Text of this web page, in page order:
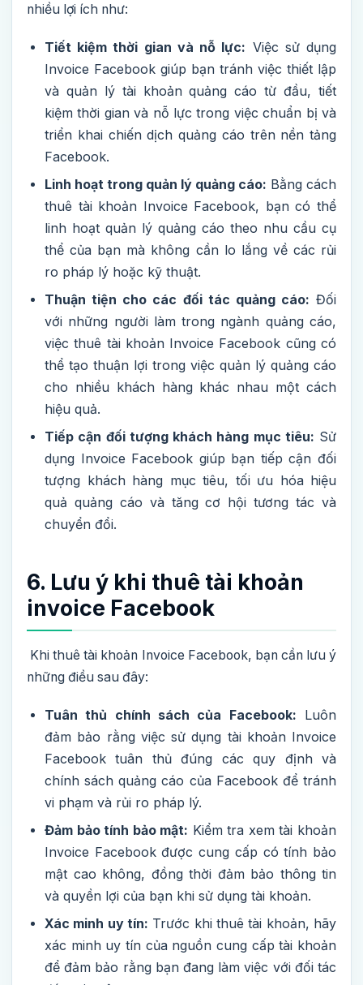
nhiều lợi ích như:
Tiết kiệm thời gian và nỗ lực: Việc sử dụng
Invoice Facebook giúp bạn tránh việc thiết lập
và quản lý tài khoản quảng cáo từ đầu, tiết
kiệm thời gian và nỗ lực trong việc chuẩn bị và
triển khai chiến dịch quảng cáo trên nền tảng
Facebook.
Linh hoạt trong quản lý quảng cáo: Bằng cách
thuê tài khoản Invoice Facebook, bạn có thể
linh hoạt quản lý quảng cáo theo nhu cầu cụ
thể của bạn mà không cần lo lắng về các rủi
ro pháp lý hoặc kỹ thuật.
Thuận tiện cho các đối tác quảng cáo: Đối
với những người làm trong ngành quảng cáo,
việc thuê tài khoản Invoice Facebook cũng có
thể tạo thuận lợi trong việc quản lý quảng cáo
cho nhiều khách hàng khác nhau một cách
hiệu quả.
Tiếp cận đối tượng khách hàng mục tiêu: Sử
dụng Invoice Facebook giúp bạn tiếp cận đối
tượng khách hàng mục tiêu, tối ưu hóa hiệu
quả quảng cáo và tăng cơ hội tương tác và
chuyển đổi.
6. Lưu ý khi thuê tài khoản
invoice Facebook
Khi thuê tài khoản Invoice Facebook, bạn cần lưu ý
những điều sau đây:
Tuân thủ chính sách của Facebook: Luôn
đảm bảo rằng việc sử dụng tài khoản Invoice
Facebook tuân thủ đúng các quy định và
chính sách quảng cáo của Facebook để tránh
vi phạm và rủi ro pháp lý.
Đảm bảo tính bảo mật: Kiểm tra xem tài khoản
Invoice Facebook được cung cấp có tính bảo
mật cao không, đồng thời đảm bảo thông tin
và quyền lợi của bạn khi sử dụng tài khoản.
Xác minh uy tín: Trước khi thuê tài khoản, hãy
xác minh uy tín của nguồn cung cấp tài khoản
để đảm bảo rằng bạn đang làm việc với đối tác